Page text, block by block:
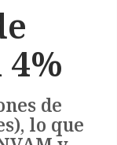
de
lo que